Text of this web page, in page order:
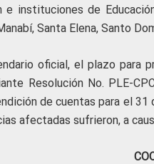
e instituciones de
Santa Elena, Santo
oficial, el plazo para
Resolución No. PLE-
de cuentas para el 31
afectadas sufrieron, a